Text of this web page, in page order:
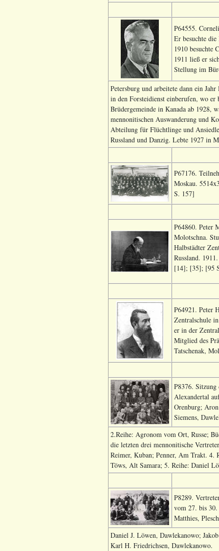
P64555.
Er besuchte
1910 besuchte
1911 ließ er
Stellung im
Petersburg und arbeitete dann ein
in den Forsteidienst einberufen, wo
Brüdergemeinde in Kanada ab 1928,
mennonitischen Auswanderung und
Abteilung für Flüchtlinge und
Russland und Danzig. Lebte 1927 in
P67176.
Moskau.
S. 157]
P64860. Peter
Molotschna.
Halbstädter
Russland.
[14]; [35]; [95
P64921. Peter
Zentralschule
er in der
Mitglied des
Tatschenak,
P8376.
Alexandertal
Orenburg;
Siemens,
2.Reihe: Agronom vom Ort, Russe;
die letzten drei mennonitische
Reimer, Kuban; Penner, Am Trakt. 4.
Töws, Alt Samara; 5. Reihe: Daniel
P8289.
vom 27. bis
Matthies,
Daniel J. Löwen, Dawlekanowo;
Karl H. Friedrichsen, Dawlekanowo.